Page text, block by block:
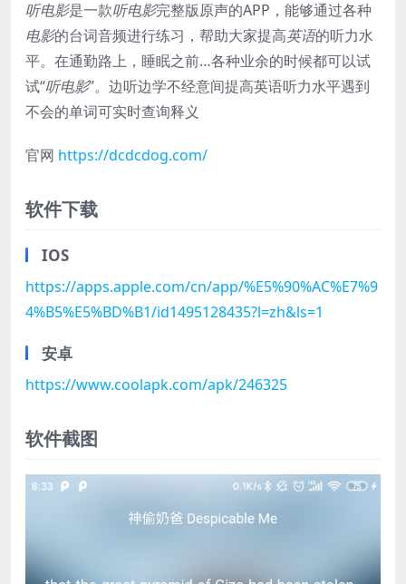
听电影是一款听电影完整版原声的APP，能够通过各种
电影的台词音频进行练习，帮助大家提高英语的听力水
平。在通勤路上，睡眠之前…各种业余的时候都可以试
试“听电影”。边听边学不经意间提高英语听力水平遇到
不会的单词可实时查询释义
官网 https://dcdcdog.com/
软件下载
IOS
https://apps.apple.com/cn/app/%E5%90%AC%E7%9
4%B5%E5%BD%B1/id1495128435?l=zh&ls=1
安卓
https://www.coolapk.com/apk/246325
软件截图